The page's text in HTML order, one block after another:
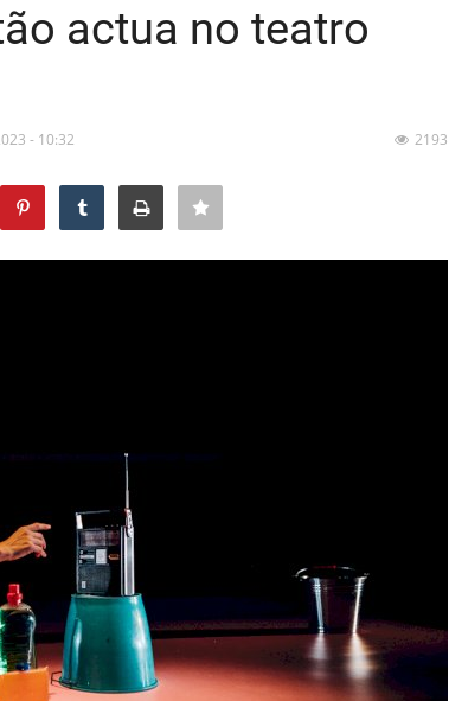
actua no teatro
- 10:32 2193